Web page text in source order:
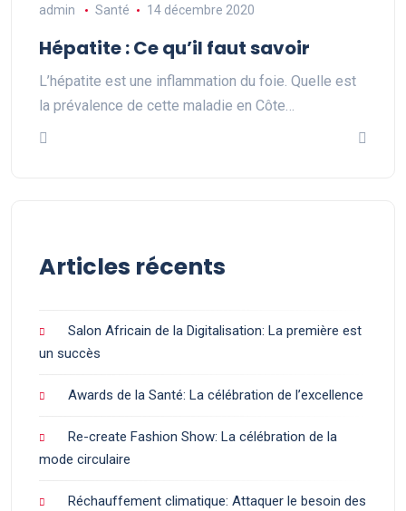
admin Santé 14 décembre 2020
Hépatite : Ce qu’il faut savoir
L’hépatite est une inflammation du foie. Quelle est
la prévalence de cette maladie en Côte…
Articles récents
Salon Africain de la Digitalisation: La première est
un succès
Awards de la Santé: La célébration de l’excellence
Re-create Fashion Show: La célébration de la
mode circulaire
Réchauffement climatique: Attaquer le besoin des